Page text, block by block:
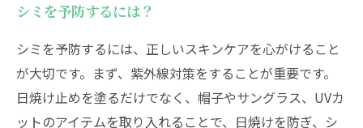
シミを予防するには？
シミを予防するには、正しいスキンケアを心がけること
が大切です。まず、紫外線対策をすることが重要です。
日焼け止めを塗るだけでなく、帽子やサングラス、UVカ
ットのアイテムを取り入れることで、日焼けを防ぎ、シ